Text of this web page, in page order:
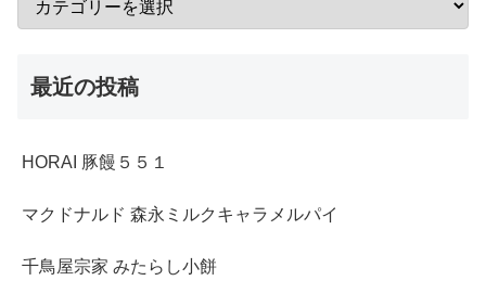
最近の投稿
HORAI 豚饅５５１
マクドナルド 森永ミルクキャラメルパイ
千鳥屋宗家 みたらし小餅